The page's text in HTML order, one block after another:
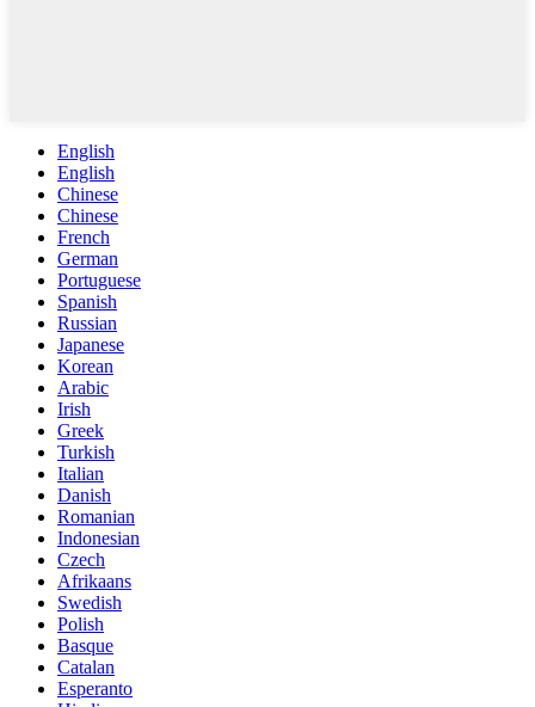
English
English
Chinese
Chinese
French
German
Portuguese
Spanish
Russian
Japanese
Korean
Arabic
Irish
Greek
Turkish
Italian
Danish
Romanian
Indonesian
Czech
Afrikaans
Swedish
Polish
Basque
Catalan
Esperanto